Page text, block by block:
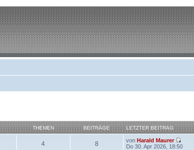
THEMEN BEITRÄGE LETZTER BEITRAG
4 8 vonHarald Maurer
Do 30. Apr 2026, 18:50